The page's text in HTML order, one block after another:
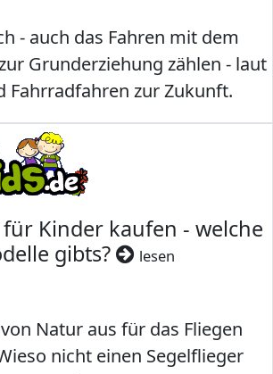
- auch das Fahren mit dem
Grunderziehung zählen - laut
Fahrradfahren zur Zukunft.
Kinder kaufen - welche
gibts?
lesen
Natur aus für das Fliegen
nicht einen Segelflieger